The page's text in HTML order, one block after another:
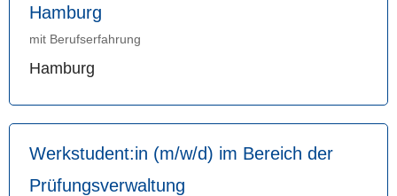
Hamburg
mit Berufserfahrung
Hamburg
Werkstudent:in (m/w/d) im Bereich der
Prüfungsverwaltung